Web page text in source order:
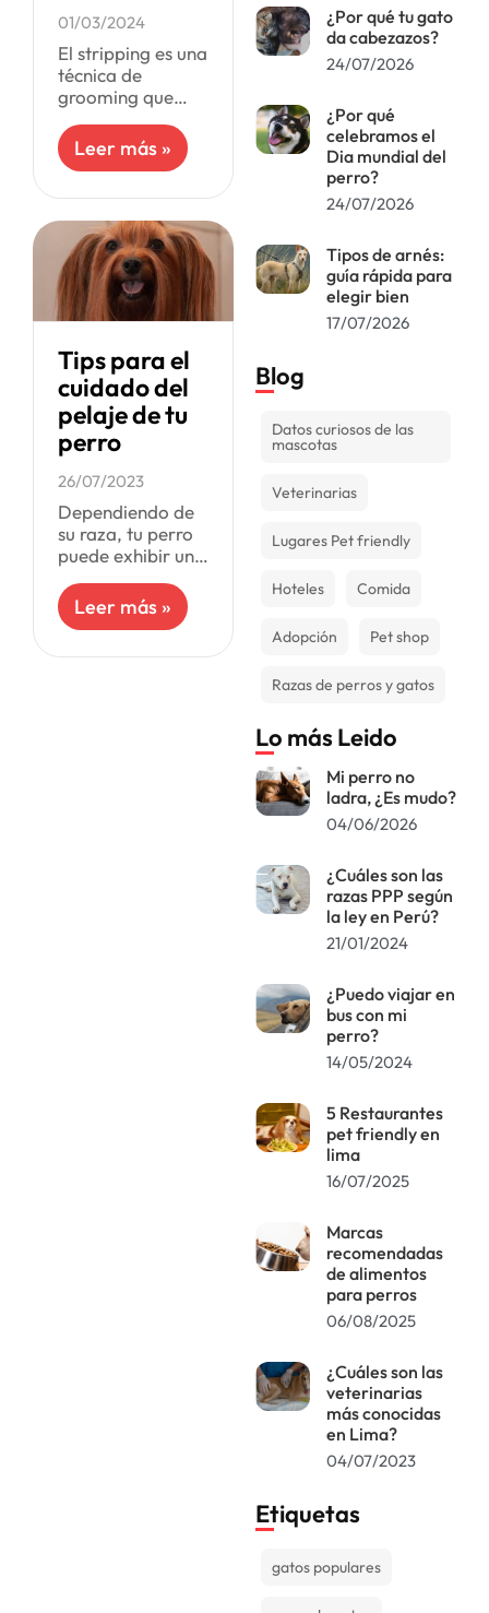
01/03/2024
El stripping es una
técnica de
grooming que
objetivo renovar
el pelaje en
perros con pelo
duro. La palabra
es
Leer más »
Tips para el
cuidado del
pelaje de tu
perro
26/07/2023
Dependiendo de
su raza, tu perro
puede exhibir un
exuberante, o uno
corto en
combinaciones de
Leer más »
¿Por qué tu gato
da cabezazos?
24/07/2026
¿Por qué
celebramos el
Dia mundial del
perro?
24/07/2026
Tipos de arnés:
guía rápida para
elegir bien
17/07/2026
Blog
Datos curiosos de las
mascotas
Veterinarias
Lugares Pet friendly
Hoteles Comida
Adopción Pet shop
Razas de perros y gatos
Lo más Leido
Mi perro no
ladra, ¿Es mudo?
04/06/2026
¿Cuáles son las
razas PPP según
la ley en Perú?
21/01/2024
¿Puedo viajar en
bus con mi
perro?
14/05/2024
5 Restaurantes
pet friendly en
lima
16/07/2025
Marcas
recomendadas
de alimentos
para perros
06/08/2025
¿Cuáles son las
veterinarias
más conocidas
en Lima?
04/07/2023
Etiquetas
gatos populares